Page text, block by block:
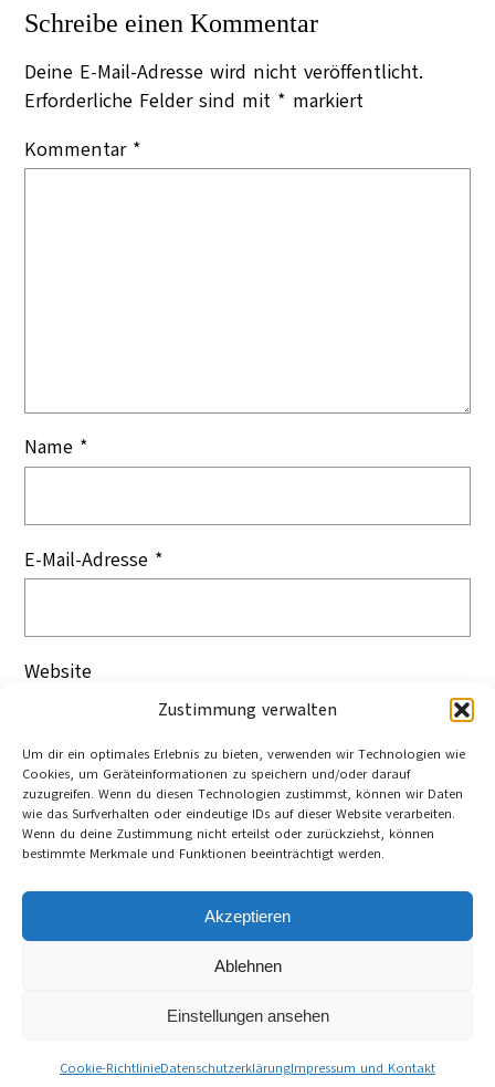
Zustimmung verwalten
Um dir ein optimales Erlebnis zu bieten, verwenden wir Technologien wie
Cookies, um Geräteinformationen zu speichern und/oder darauf
zuzugreifen. Wenn du diesen Technologien zustimmst, können wir Daten
wie das Surfverhalten oder eindeutige IDs auf dieser Website verarbeiten.
Wenn du deine Zustimmung nicht erteilst oder zurückziehst, können
bestimmte Merkmale und Funktionen beeinträchtigt werden.
Akzeptieren
Ablehnen
Einstellungen ansehen
Cookie-RichtlinieDatenschutzerklärungImpressum und Kontakt
Schreibe einen Kommentar
Deine E-Mail-Adresse wird nicht veröffentlicht.
Erforderliche Felder sind mit * markiert
Kommentar *
Name *
E-Mail-Adresse *
Website
Impressum und Kontakt
©Cultura21 International Webseite